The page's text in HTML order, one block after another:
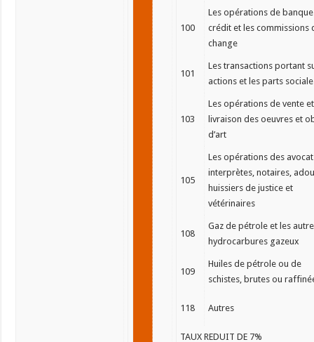
100
Les opérations de
crédit et les commissions
change
101
Les transactions portant
actions et les parts
103
Les opérations de vente
livraison des oeuvres et
d’art
105
Les opérations des
interprètes, notaires,
huissiers de justice et
vétérinaires
108
Gaz de pétrole et les
hydrocarbures gazeux
109
Huiles de pétrole ou de
schistes, brutes ou
118 Autres
TAUX REDUIT DE 7%